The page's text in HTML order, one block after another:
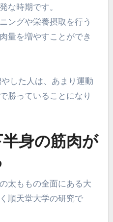
な時期です。
ングや栄養摂取を行う
量を増やすことができ
した人は、あまり運動
勝っていることになり
身の筋肉が
太ももの全面にある大
順天堂大学の研究で